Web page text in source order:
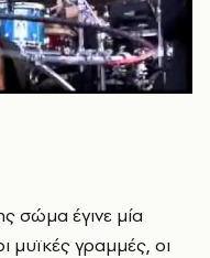
μυϊκές γραμμές, οι